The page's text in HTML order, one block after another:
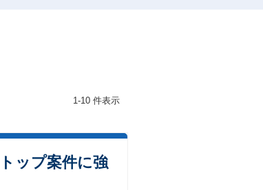
1-10 件表示
ップ案件に強